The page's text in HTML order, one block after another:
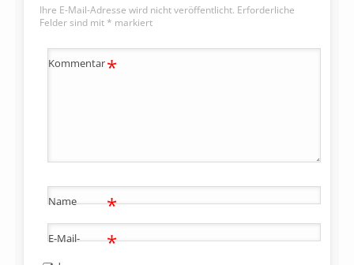
Ihre E-Mail-Adresse wird nicht veröffentlicht. Erforderliche
Felder sind mit * markiert
Kommentar*
Name *
E-Mail-
*